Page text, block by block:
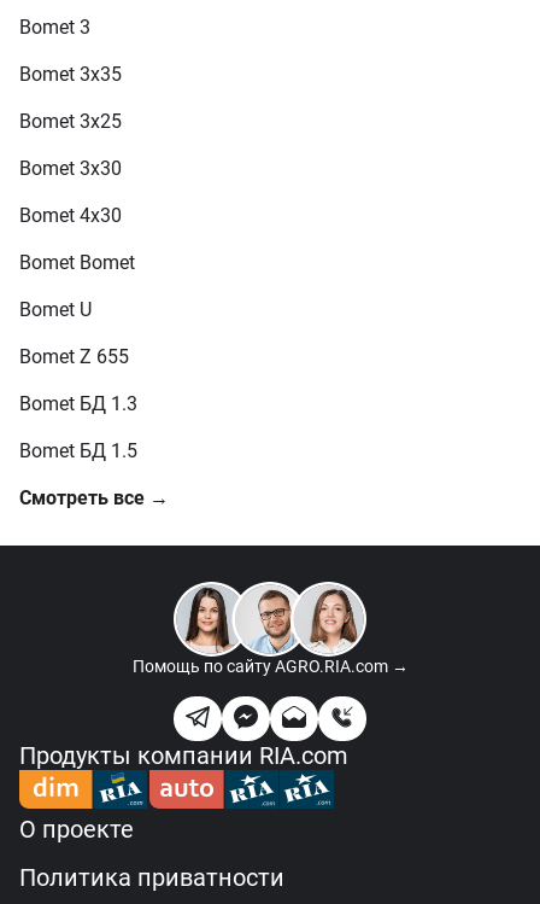
Bomet 3
Bomet 3x35
Bomet 3х25
Bomet 3х30
Bomet 4х30
Bomet Bomet
Bomet U
Bomet Z 655
Bomet БД 1.3
Bomet БД 1.5
Смотреть все →
Помощь по сайтуAGRO.RIA.com →
Продукты компании RIA.com
О проекте
Политика приватности